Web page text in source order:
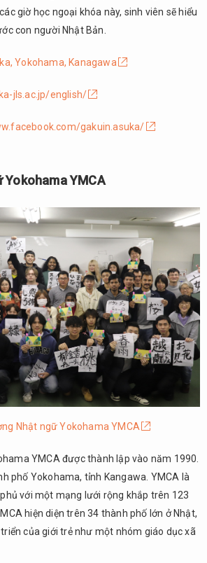
giờ học ngoại khóa này, sinh viên sẽ hiểu
con người Nhật Bản.
Yokohama, Kanagawa
jls.ac.jp/english/
gakuin.asuka/
YMCA
Nhật ngữ Yokohama YMCA
YMCA được thành lập vào năm 1990.
phố Yokohama, tỉnh Kangawa. YMCA là
với một mạng lưới rộng khắp trên 123
hiện diện trên 34 thành phố lớn ở Nhật,
của giới trẻ như một nhóm giáo dục xã